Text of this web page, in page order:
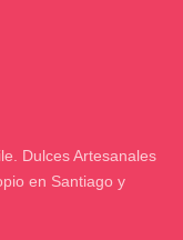
Dulces Artesanales
en Santiago y